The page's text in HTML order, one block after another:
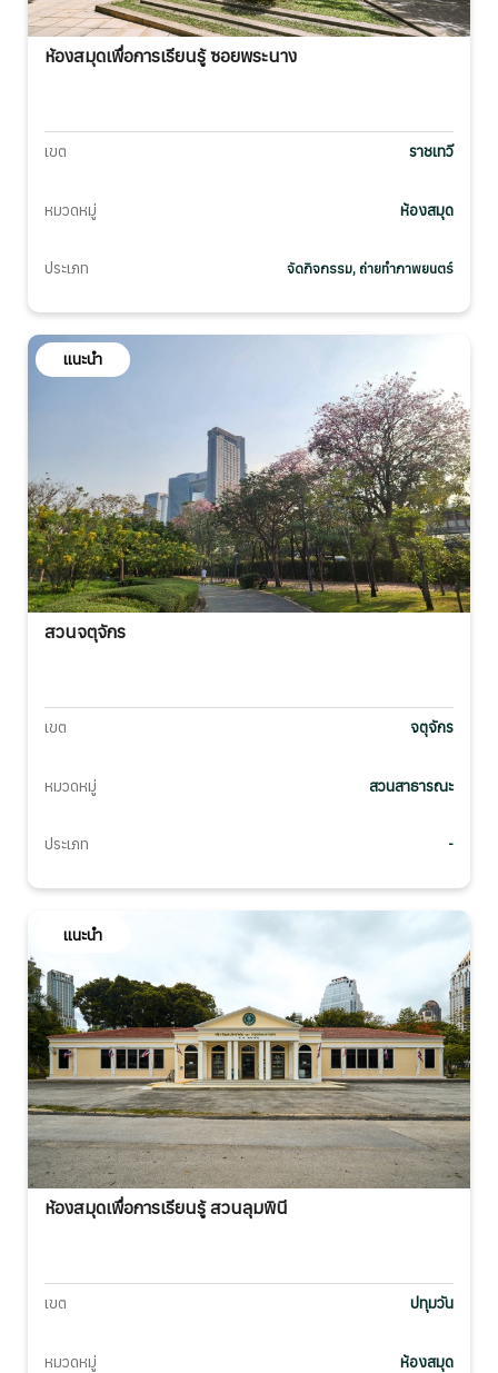
ห้องสมุดเพื่อการเรียนรู้ ซอยพระนาง
เขต ราชเทวี
หมวดหมู่ ห้องสมุด
ประเภท จัดกิจกรรม, ถ่ายทำภาพยนตร์
สวนจตุจักร
เขต จตุจักร
หมวดหมู่ สวนสาธารณะ
ประเภท -
แนะนำ
ห้องสมุดเพื่อการเรียนรู้ สวนลุมพินี
เขต ปทุมวัน
หมวดหมู่ ห้องสมุด
แนะนำ